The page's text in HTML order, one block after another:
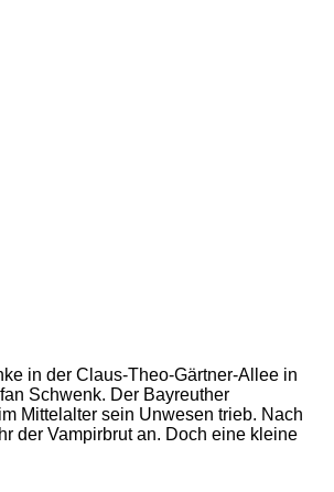
in der Claus-Theo-Gärtner-Allee in
Schwenk. Der Bayreuther
Mittelalter sein Unwesen trieb. Nach
der Vampirbrut an. Doch eine kleine